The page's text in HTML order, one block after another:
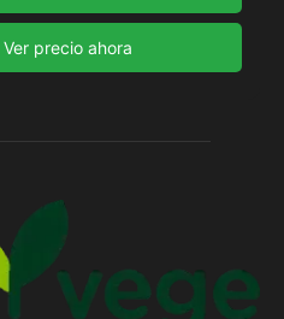
Ver precio ahora